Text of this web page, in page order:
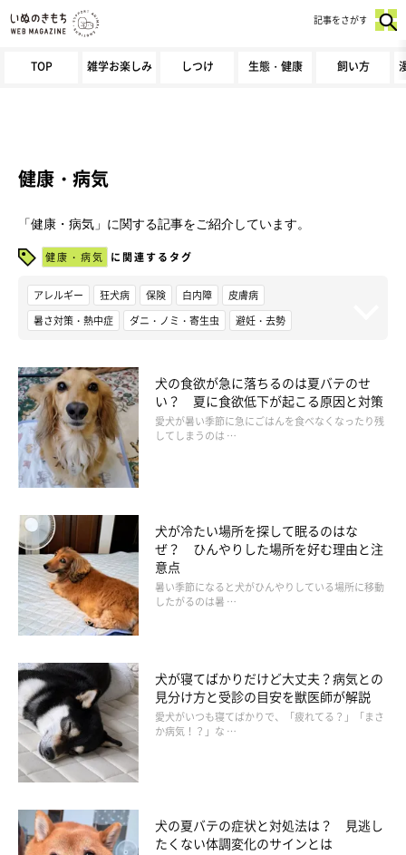
TOP 雑学お楽しみ しつけ 生態・健康 飼い方
記事をさがす
健康・病気
「健康・病気」に関する記事をご紹介しています。
健康・病気 に関連するタグ
アレルギー 狂犬病 保険 白内障
皮膚病
暑さ対策・熱中症
ダニ・ノミ・寄生虫
避妊・去勢
耳の病気
発情 ストレス
健康管理・健康診断
寒さ対策 薬・投薬 誤飲誤食
介護
犬が食べると危険な食べ物
サプリメント
事故・ケガ防止
栄養
病気の兆候 病気の予防
いぬのきもち相談室
犬の食欲が急に落ちるのは夏バテのせ
い？ 夏に食欲低下が起こる原因と対策
愛犬が暑い季節に急にごはんを食べなくなったり残
してしまうのは …
犬が冷たい場所を探して眠るのはな
ぜ？ ひんやりした場所を好む理由と注
意点
暑い季節になると犬がひんやりしている場所に移動
したがるのは暑 …
犬が寝てばかりだけど大丈夫？病気との
見分け方と受診の目安を獣医師が解説
愛犬がいつも寝てばかりで、「疲れてる？」「まさ
か病気！？」な …
犬の夏バテの症状と対処法は？ 見逃し
たくない体調変化のサインとは